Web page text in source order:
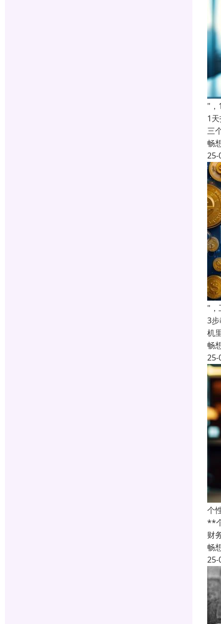
"，
1
三
畅
25-
"，
3
机
畅
25-
个
**
财
畅
25-